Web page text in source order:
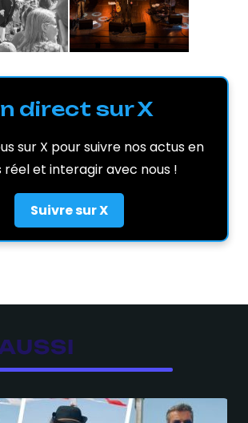
direct sur X
sur X pour suivre nos actus en
et interagir avec nous !
Suivre sur X